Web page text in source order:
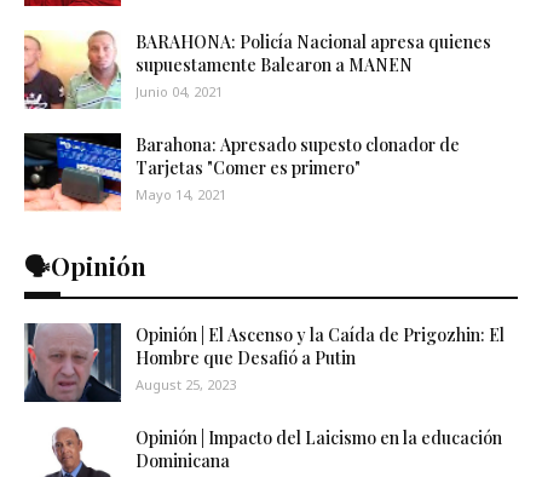
BARAHONA: Policía Nacional apresa quienes
supuestamente Balearon a MANEN
Junio 04, 2021
Barahona: Apresado supesto clonador de
Tarjetas "Comer es primero"
Mayo 14, 2021
🗣️Opinión
Opinión | El Ascenso y la Caída de Prigozhin: El
Hombre que Desafió a Putin
August 25, 2023
Opinión | Impacto del Laicismo en la educación
Dominicana